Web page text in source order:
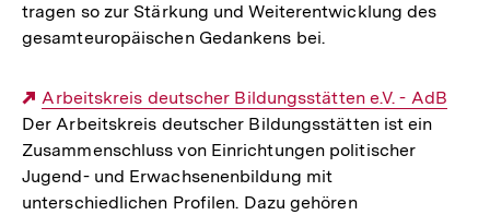
tragen so zur Stärkung und Weiterentwicklung des
gesamteuropäischen Gedankens bei.
Externer
Link:
Arbeitskreis deutscher Bildungsstätten e.V. - AdB
Der Arbeitskreis deutscher Bildungsstätten ist ein
Zusammenschluss von Einrichtungen politischer
Jugend- und Erwachsenenbildung mit
unterschiedlichen Profilen. Dazu gehören